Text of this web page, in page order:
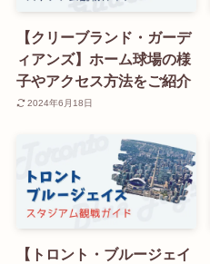
【クリーブランド・ガーデ
ィアンズ】ホーム球場の様
子やアクセス方法をご紹介
2024年6月18日
【トロント・ブルージェイ